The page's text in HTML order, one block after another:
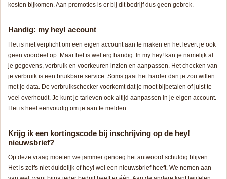
kosten bijkomen. Aan promoties is er bij dit bedrijf dus geen gebrek.
Handig: my hey! account
Het is niet verplicht om een eigen account aan te maken en het levert je ook
geen voordeel op. Maar het is wel erg handig. In my hey! kan je namelijk al
je gegevens, verbruik en voorkeuren inzien en aanpassen. Het checken van
je verbruik is een bruikbare service. Soms gaat het harder dan je zou willen
met je data. De verbruikschecker voorkomt dat je moet bijbetalen of juist te
veel overhoudt. Je kunt je tarieven ook altijd aanpassen in je eigen account.
Het is heel eenvoudig om je aan te melden.
Krijg ik een kortingscode bij inschrijving op de hey!
nieuwsbrief?
Op deze vraag moeten we jammer genoeg het antwoord schuldig blijven.
Het is zelfs niet duidelijk of hey! wel een nieuwsbrief heeft. We nemen aan